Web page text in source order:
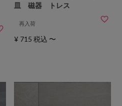
皿 磁器 トレス
再入荷
¥ 715 税込 〜